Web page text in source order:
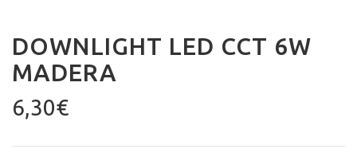
DOWNLIGHT LED CCT 6W
MADERA
6,30€